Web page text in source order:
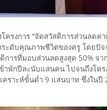
ครงการ “จัดสวัสดิการส่วนลดค่
ระดับคุณภาพชีวิตของครู โดยปั
การที่มอบส่วนลดสูงสุด 50% จ
ข้าพักปีละนับแสนคน ไปจนถึงโค
คราะห์ขั้นต่ำ 9 แสนบาท ซึ่งในปี